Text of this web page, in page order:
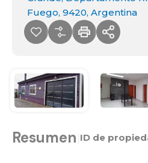
Fuego, 9420, Argentina
Resumen ID de